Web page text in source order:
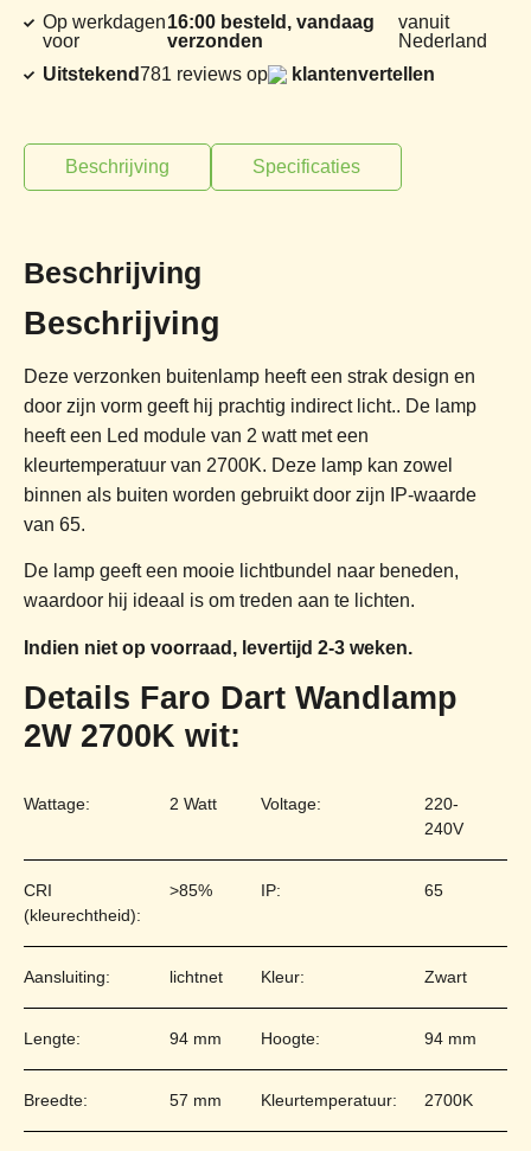
Op werkdagen
voor
16:00 besteld, vandaag
verzonden
vanuit
Nederland
Uitstekend781 reviews op klantenvertellen
Beschrijving Specificaties
Beschrijving
Beschrijving
Deze verzonken buitenlamp heeft een strak design en
door zijn vorm geeft hij prachtig indirect licht.. De lamp
heeft een Led module van 2 watt met een
kleurtemperatuur van 2700K. Deze lamp kan zowel
binnen als buiten worden gebruikt door zijn IP-waarde
van 65.
De lamp geeft een mooie lichtbundel naar beneden,
waardoor hij ideaal is om treden aan te lichten.
Indien niet op voorraad, levertijd 2-3 weken.
Details Faro Dart Wandlamp
2W 2700K wit:
Wattage: 2 Watt Voltage:
220-
240V
CRI
(kleurechtheid):
>85% IP: 65
Aansluiting: lichtnet Kleur: Zwart
Lengte: 94 mm Hoogte: 94 mm
Breedte: 57 mm Kleurtemperatuur: 2700K